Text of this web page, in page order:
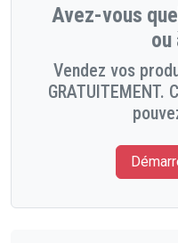
Avez-vous
ou
Vendez vos